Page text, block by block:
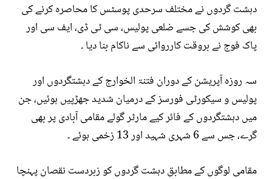
دہشت گردوں نے مختلف سرحدی پوسٹس کا محاصرہ کرنے کی
بھی کوشش کی جسے ضلعی پولیس، سی ٹی ڈی، ایف سی اور
پاک فوج نے بروقت کارروائی سے ناکام بنا دیا ۔
سہ روزہ آپریشن کے دوران فتنۃ الخوارج کے دہشتگردوں اور
پولیس و سیکورٹی فورسز کے درمیان شدید جھڑپیں ہوئیں، جن
میں دہشتگردوں کے فائر کیے مارٹر گولے مقامی آبادی پر بھی
گرے، جس سے 6 شہری شہید اور 13 زخمی ہوئے ۔
مقامی لوگوں کے مطابق دہشت گردوں کو زبردست نقصان پہنچا